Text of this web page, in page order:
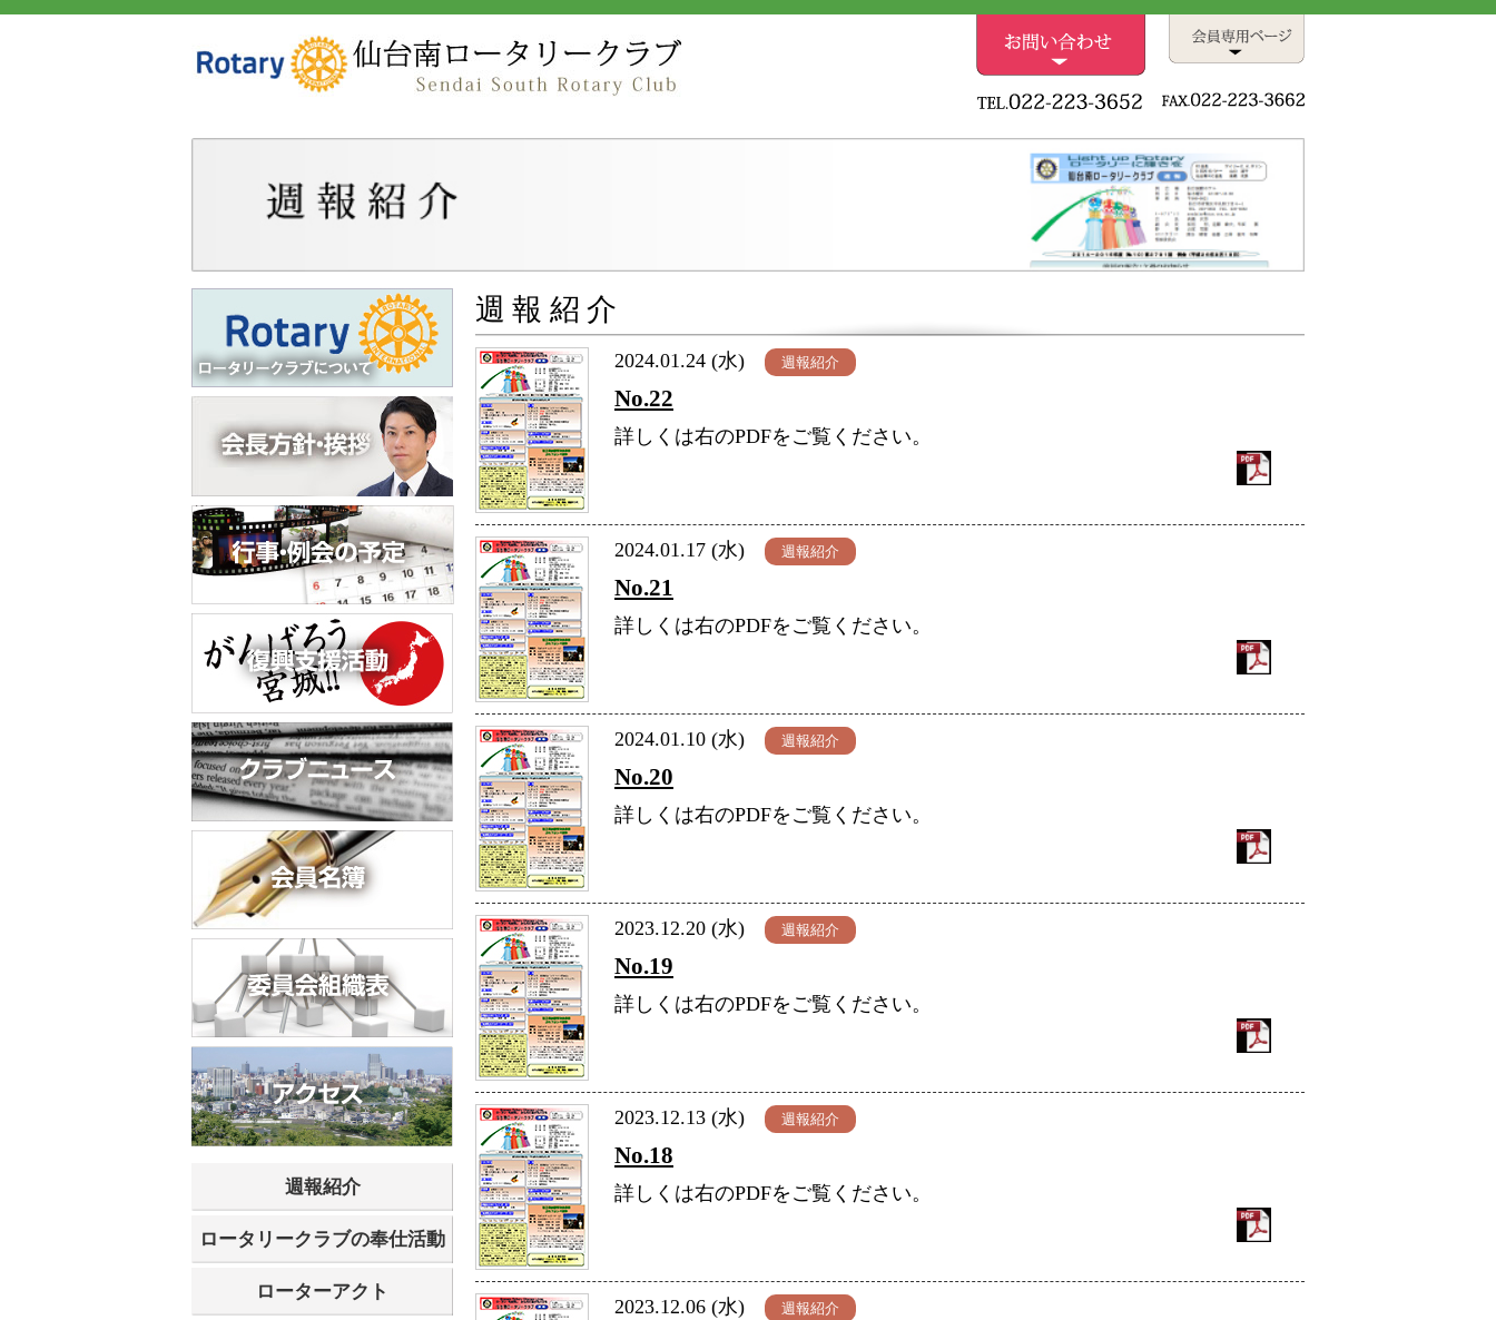
週報紹介
2024.01.24 (水) 週報紹介
No.22
詳しくは右のPDFをご覧ください。
2024.01.17 (水) 週報紹介
No.21
詳しくは右のPDFをご覧ください。
2024.01.10 (水) 週報紹介
No.20
詳しくは右のPDFをご覧ください。
2023.12.20 (水) 週報紹介
No.19
詳しくは右のPDFをご覧ください。
2023.12.13 (水) 週報紹介
No.18
詳しくは右のPDFをご覧ください。
2023.12.06 (水) 週報紹介
週報紹介
ロータリークラブの奉仕活動
ローターアクト